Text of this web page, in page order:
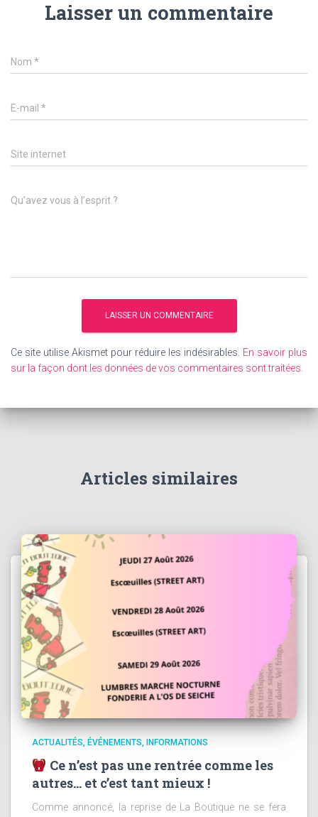
Laisser un commentaire
Nom *
E-mail *
Site internet
Qu’avez vous à l’esprit ?
Ce site utilise Akismet pour réduire les indésirables. En savoir plus
sur la façon dont les données de vos commentaires sont traitées.
Articles similaires
ACTUALITÉS ÉVÉNEMENTS INFORMATIONS
Ce n’est pas une rentrée comme les
autres… et c’est tant mieux !
Comme annoncé, la reprise de La Boutique ne se fera